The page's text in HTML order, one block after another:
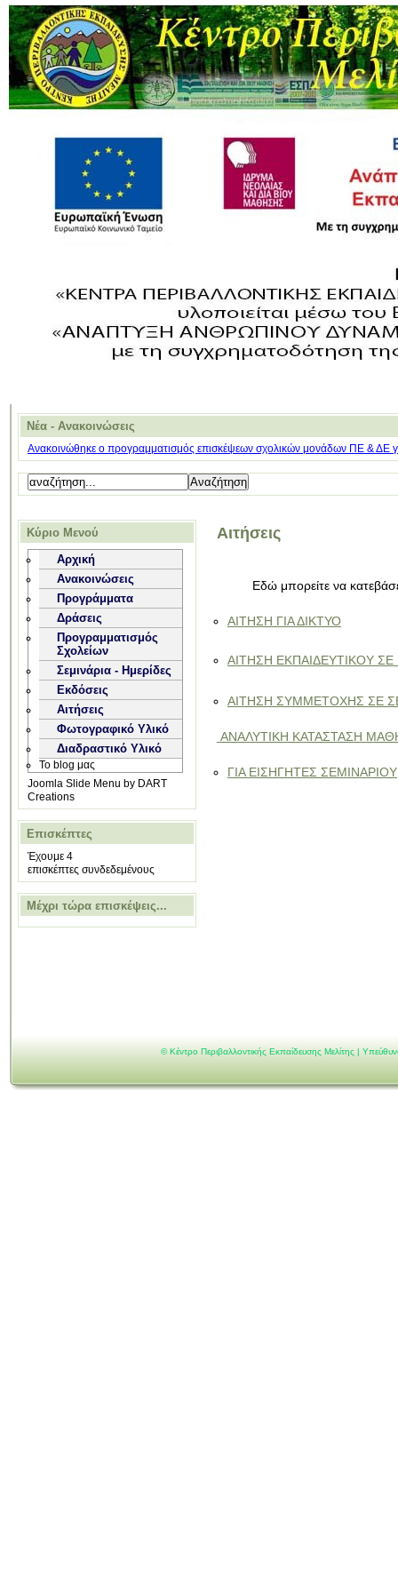
Νέα - Ανακοινώσεις
Ανακοινώθηκε ο προγραμματισμός επισκέψεων σχολικών μονάδων ΠΕ & ΔΕ
Κύριο Μενού
Αρχική
Ανακοινώσεις
Προγράμματα
Δράσεις
Προγραμματισμός
Σχολείων
Σεμινάρια - Ημερίδες
Εκδόσεις
Αιτήσεις
Φωτογραφικό Υλικό
Διαδραστικό Υλικό
Το blog μας
Joomla Slide Menu by DART
Creations
Επισκέπτες
Έχουμε 4
επισκέπτες συνδεδεμένους
Μέχρι τώρα επισκέψεις...
Αιτήσεις
Εδώ μπορείτε να
ΑΙΤΗΣΗ ΓΙΑ ΔΙΚΤΥΟ
ΑΙΤΗΣΗ ΕΚΠΑΙΔΕΥΤΙΚΟΥ
ΑΙΤΗΣΗ ΣΥΜΜΕΤΟΧΗΣ ΣΕ
ΑΝΑΛΥΤΙΚΗ ΚΑΤΑΣΤΑΣΗ
ΓΙΑ ΕΙΣΗΓΗΤΕΣ ΣΕΜΙΝΑΡΙΟΥ
© Κέντρο Περιβαλλοντικής Εκπαίδευσης Μελίτης |